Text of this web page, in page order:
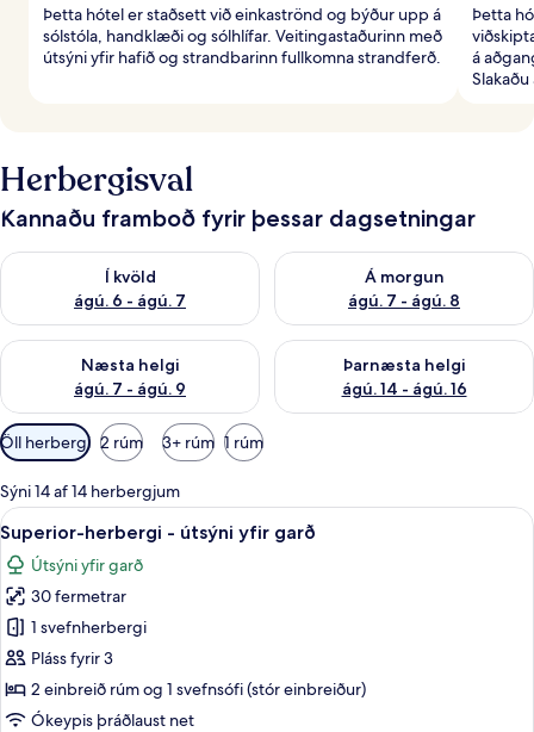
Þetta hótel er staðsett við einkaströnd og býður upp á
sólstóla, handklæði og sólhlífar. Veitingastaðurinn með
útsýni yfir hafið og strandbarinn fullkomna strandferð.
Þetta
á
Herbergisval
Kannaðu framboð fyrir þessar dagsetningar
Í kvöld
ágú. 6 - ágú. 7
Athuga framboð í kvöld ágú. 6 - ágú. 7
Á morgun
ágú. 7 - ágú. 8
Athuga framboð á morgun
Næsta helgi
ágú. 7 - ágú. 9
Athuga framboð næstu helgi ágú. 7 - ágú. 9
Þarnæsta helgi
ágú. 14 - ágú. 16
Athuga framboð þarnæstu
Síur
í
boði
fyrir
herbergi
Öll herbergi 2 rúm 3+ rúm 1 rúm
Sýni 14 af 14 herbergjum
Skoða
allar
myndir
fyrir
Superior-
herbergi
-
útsýni
Superior-herbergi - útsýni yfir garð
5
Superior-herbergi - útsýni yfir garð
Útsýni yfir garð
30 fermetrar
1 svefnherbergi
Pláss fyrir 3
2 einbreið rúm og 1 svefnsófi (stór einbreiður)
Ókeypis þráðlaust net